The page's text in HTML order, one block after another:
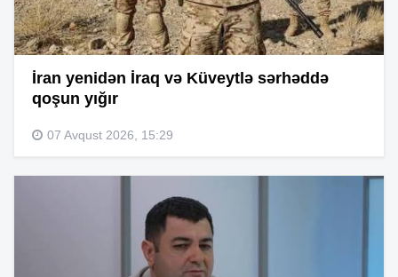
İran yenidən İraq və Küveytlə sərhəddə
qoşun yığır
07 Avqust 2026, 15:29